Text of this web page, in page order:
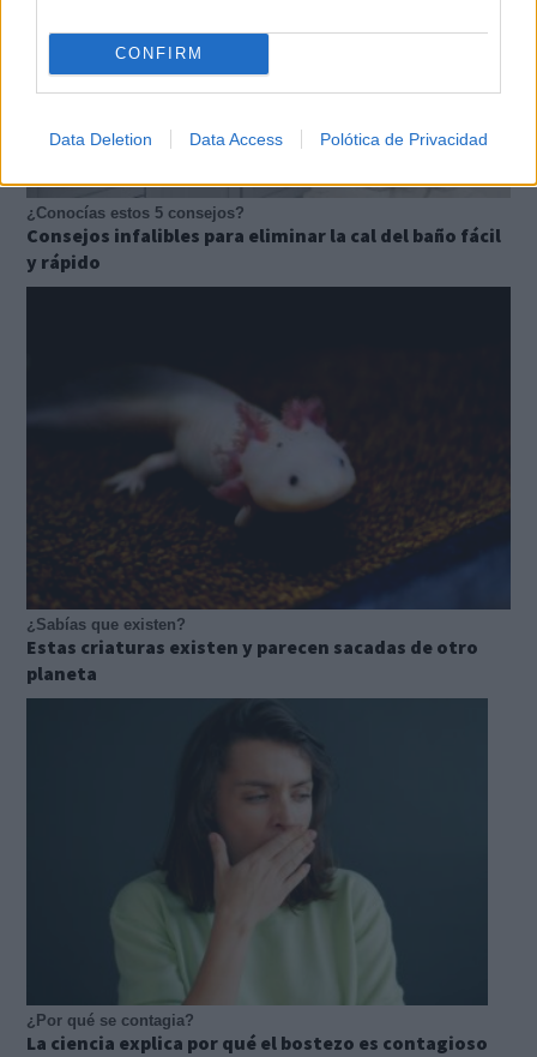
CONFIRM
Data Deletion Data Access Polótica de Privacidad
¿Conocías estos 5 consejos?
Consejos infalibles para eliminar la cal del baño fácil
y rápido
¿Sabías que existen?
Estas criaturas existen y parecen sacadas de otro
planeta
¿Por qué se contagia?
La ciencia explica por qué el bostezo es contagioso